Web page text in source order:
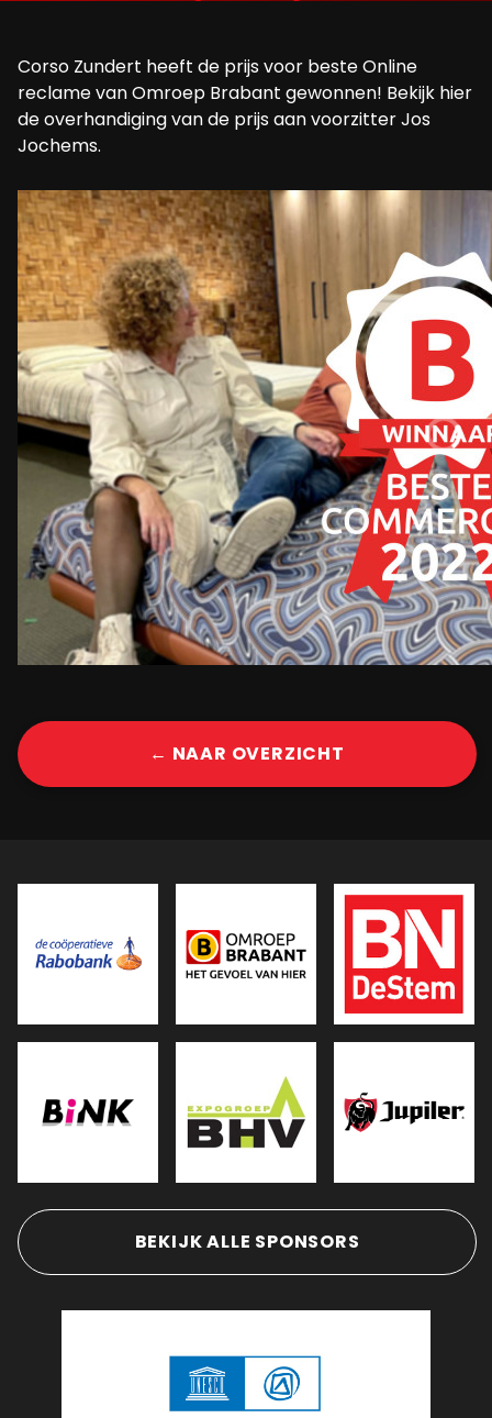
Corso Zundert heeft de prijs voor beste Online
reclame van Omroep Brabant gewonnen! Bekijk hier
de overhandiging van de prijs aan voorzitter Jos
Jochems.
← NAAR OVERZICHT
BEKIJK ALLE SPONSORS